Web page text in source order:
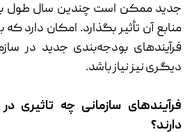
جدید ممکن است چندین سال طول
منابع آن تأثیر بگذارد. امکان دارد که
فرآیندهای بودجه‌بندی جدید در
دیگری نیز نیاز باشد.
فرآیندهای سازمانی چه تاثیری
دارند؟